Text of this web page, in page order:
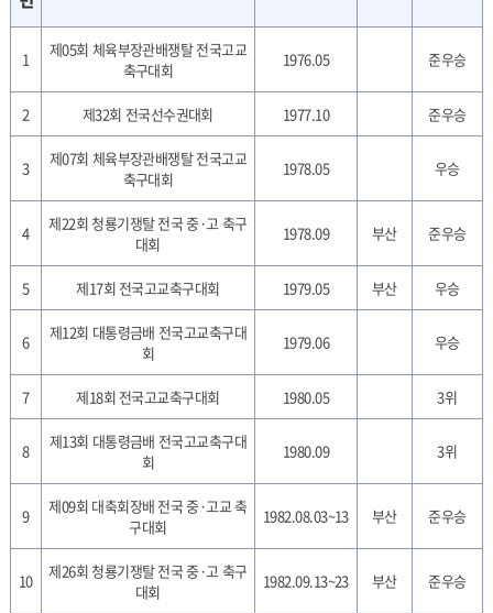
1
제05회 체육부장관배쟁탈 전국고교
축구대회
1976.05 준우승
2 제32회 전국선수권대회 1977.10 준우승
3
제07회 체육부장관배쟁탈 전국고교
축구대회
1978.05 우승
4
제22회 청룡기쟁탈 전국 중·고 축구
대회
1978.09 부산 준우승
5 제17회 전국고교축구대회 1979.05 부산 우승
6
제12회 대통령금배 전국고교축구대
회
1979.06 우승
7 제18회 전국고교축구대회 1980.05 3위
8
제13회 대통령금배 전국고교축구대
회
1980.09 3위
9
제09회 대축회장배 전국 중·고교 축
구대회
1982.08.03~13 부산 준우승
10
제26회 청룡기쟁탈 전국 중·고 축구
대회
1982.09.13~23 부산 준우승